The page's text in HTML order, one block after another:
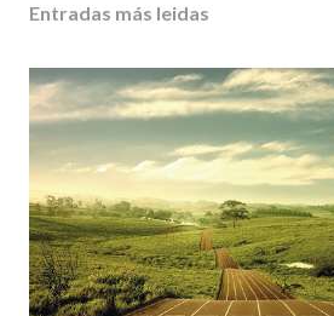
Entradas más leidas